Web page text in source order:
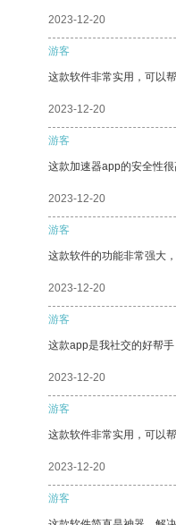
2023-12-20
游客
这款软件非常实用，可以
2023-12-20
游客
这款加速器app的安全性
2023-12-20
游客
这款软件的功能非常强大
2023-12-20
游客
这款app是我社交的好帮
2023-12-20
游客
这款软件非常实用，可以
2023-12-20
游客